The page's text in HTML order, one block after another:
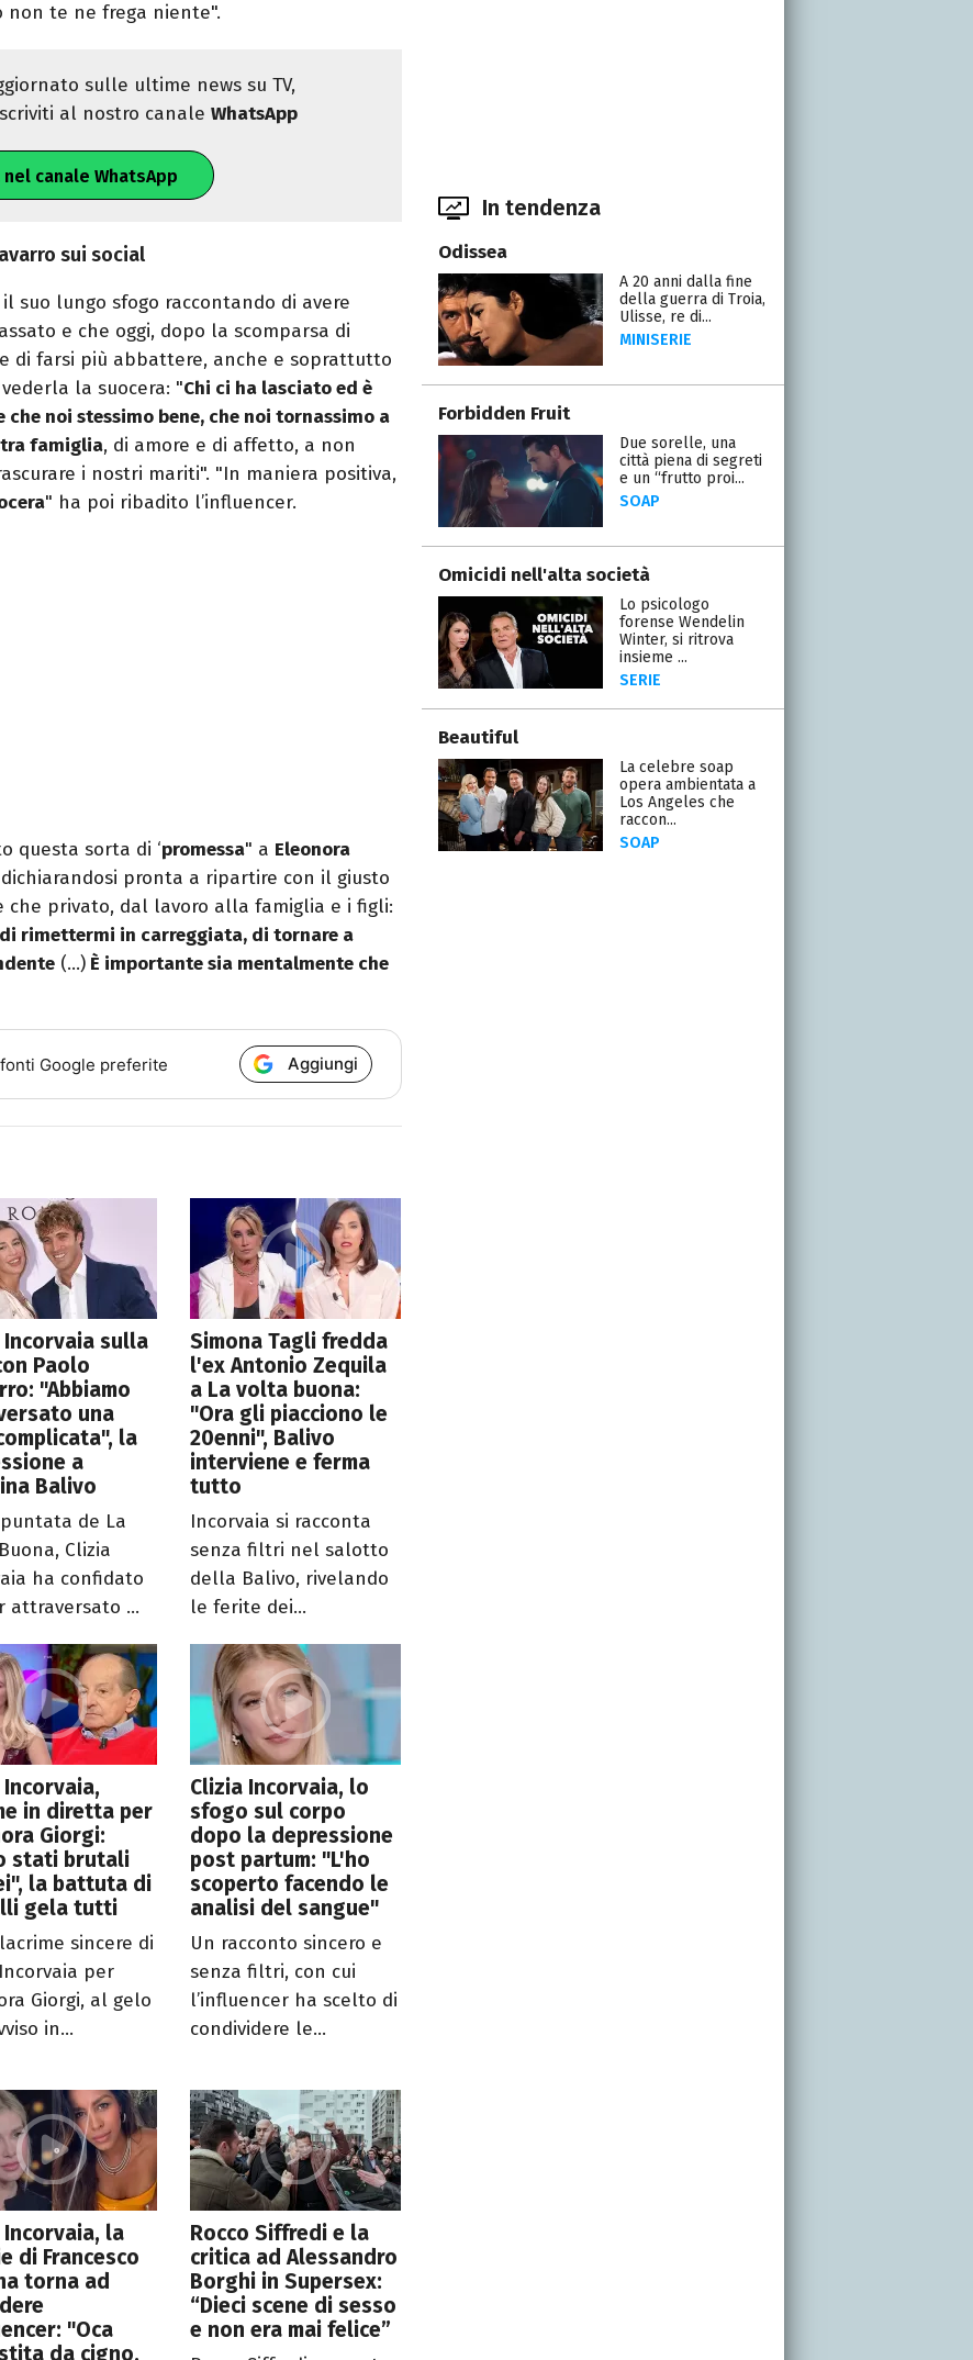
te ne frega niente".
sulle ultime news su TV,
al nostro canaleWhatsApp
nel canale WhatsApp
sui social
suo lungo sfogo raccontando di avere
e che oggi, dopo la scomparsa di
di farsi più abbattere, anche e soprattutto
la suocera: "Chi ci ha lasciato ed è
noi stessimo bene, che noi tornassimo a
famiglia, di amore e di affetto, a non
i nostri mariti". "In maniera positiva,
" ha poi ribadito l’influencer.
questa sorta di ‘promessa" a Eleonora
pronta a ripartire con il giusto
privato, dal lavoro alla famiglia e i figli:
rimettermi in carreggiata, di tornare a
(…) È importante sia mentalmente che
Google preferite Aggiungi
Incorvaia sulla
Paolo
"Abbiamo
una
la
a
Balivo
de La
Clizia
ha confidato
attraversato ...
Simona Tagli fredda
l'ex Antonio Zequila
a La volta buona:
"Ora gli piacciono le
20enni", Balivo
interviene e ferma
tutto
Incorvaia si racconta
senza filtri nel salotto
della Balivo, rivelando
le ferite dei...
Incorvaia,
in diretta per
Giorgi:
stati brutali
la battuta di
gela tutti
sincere di
per
Giorgi, al gelo
in...
Clizia Incorvaia, lo
sfogo sul corpo
dopo la depressione
post partum: "L'ho
scoperto facendo le
analisi del sangue"
Un racconto sincero e
senza filtri, con cui
l’influencer ha scelto di
condividere le...
Incorvaia, la
di Francesco
torna ad
"Oca
da cigno,
Rocco Siffredi e la
critica ad Alessandro
Borghi in Supersex:
“Dieci scene di sesso
e non era mai felice”
In tendenza
Odissea
A 20 anni dalla fine
della guerra di Troia,
Ulisse, re di...
MINISERIE
Forbidden Fruit
Due sorelle, una
città piena di segreti
e un “frutto proi...
SOAP
Omicidi nell'alta società
Lo psicologo
forense Wendelin
Winter, si ritrova
insieme ...
SERIE
Beautiful
La celebre soap
opera ambientata a
Los Angeles che
raccon...
SOAP